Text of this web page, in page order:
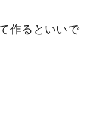
作るといいで